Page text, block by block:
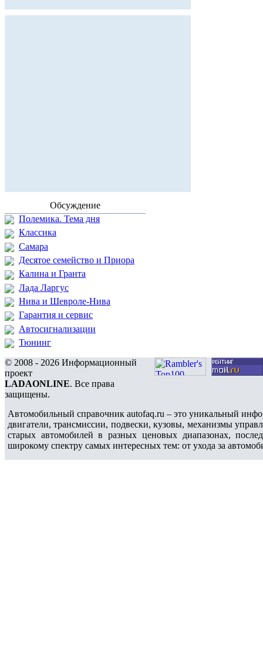
Обсуждение
Полемика. Тема дня
Классика
Самара
Десятое семейство и Приора
Калина и Гранта
Лада Ларгус
Нива и Шевроле-Нива
Гарантия и сервис
Автосигнализации
Тюнинг
© 2008 - 2026 Информационный
проект
LADAONLINE. Все права
защищены.
Автомобильный справочник autofaq.ru – это уникальный
двигатели, трансмиссии, подвески, кузовы, механизмы
старых автомобилей в разных ценовых диапазонах,
широкому спектру самых интересных тем: от ухода за